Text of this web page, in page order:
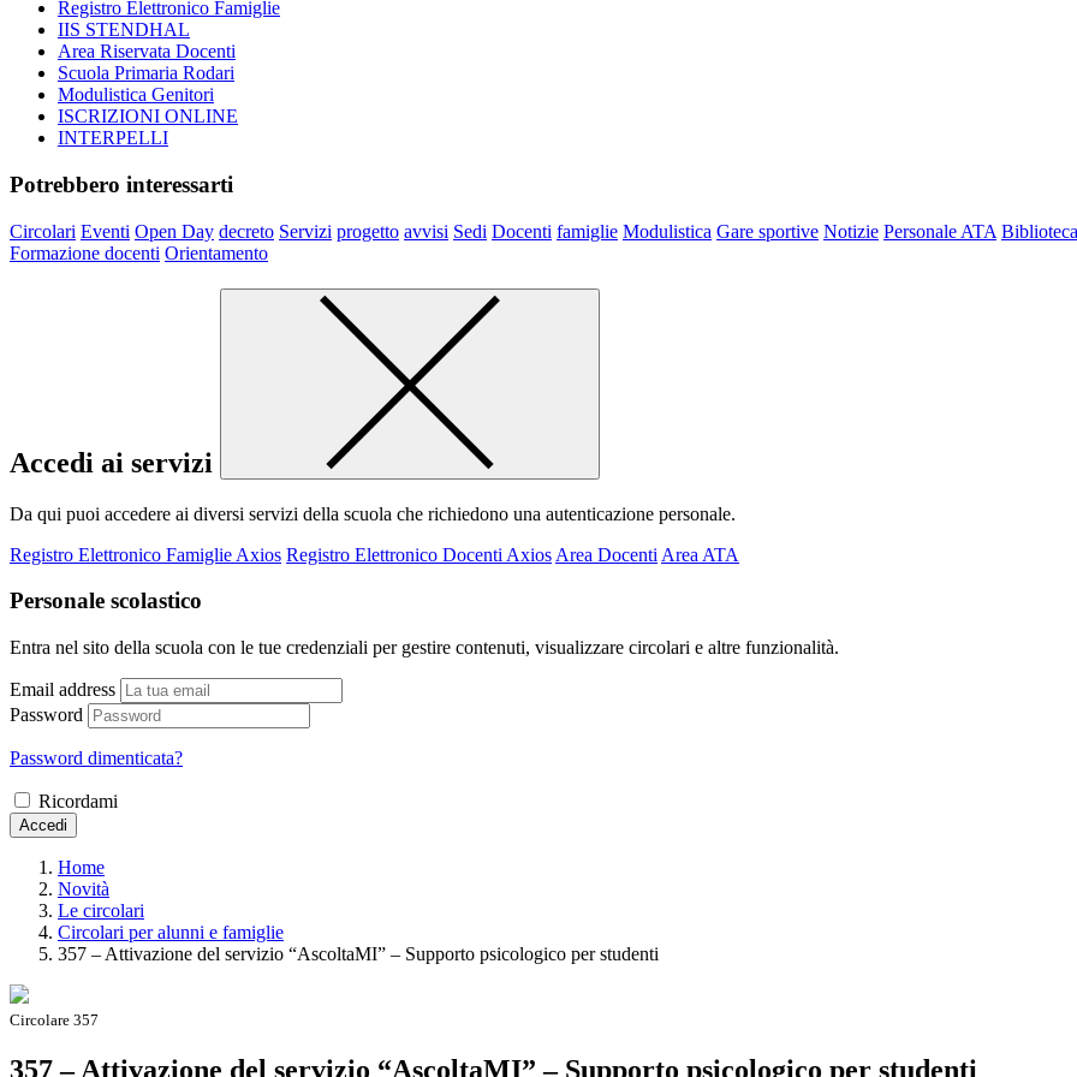
Registro Elettronico Famiglie
IIS STENDHAL
Area Riservata Docenti
Scuola Primaria Rodari
Modulistica Genitori
ISCRIZIONI ONLINE
INTERPELLI
Potrebbero interessarti
Circolari Eventi Open Day decreto Servizi progetto avvisi Sedi Docenti famiglie Modulistica Gare sportive Notizie Personale ATA Biblioteca
Formazione docenti Orientamento
Accedi ai servizi
Da qui puoi accedere ai diversi servizi della scuola che richiedono una autenticazione personale.
Registro Elettronico Famiglie Axios Registro Elettronico Docenti Axios Area Docenti Area ATA
Personale scolastico
Entra nel sito della scuola con le tue credenziali per gestire contenuti, visualizzare circolari e altre funzionalità.
Email address
Password
Password dimenticata?
Ricordami
Accedi
Home
Novità
Le circolari
Circolari per alunni e famiglie
357 – Attivazione del servizio “AscoltaMI” – Supporto psicologico per studenti
Circolare 357
357 – Attivazione del servizio “AscoltaMI” – Supporto psicologico per studenti